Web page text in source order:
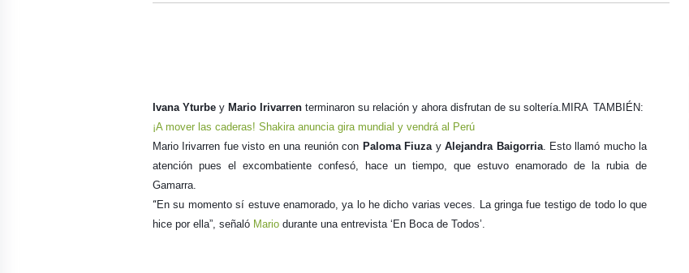
Ivana Yturbe y Mario Irivarren terminaron su relación y ahora disfrutan de su soltería. MIRA TAMBIÉN:
¡A mover las caderas! Shakira anuncia gira mundial y vendrá al Perú
Mario Irivarren fue visto en una reunión con Paloma FiuzayAlejandra Baigorria. Esto llamó mucho la
atención pues el excombatiente confesó, hace un tiempo, que estuvo enamorado de la rubia de
Gamarra.
“ En su momento sí estuve enamorado, ya lo he dicho varias veces. La gringa fue testigo de todo lo que
hice por ella”, señaló Mario durante una entrevista ‘En Boca de Todos’.